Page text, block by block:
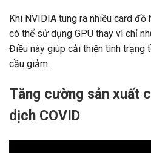
Khi NVIDIA tung ra nhiều card đồ
có thể sử dụng GPU thay vì chỉ
Điều này giúp cải thiện tình trạng
cầu giảm.
Tăng cường sản xuất
dịch COVID